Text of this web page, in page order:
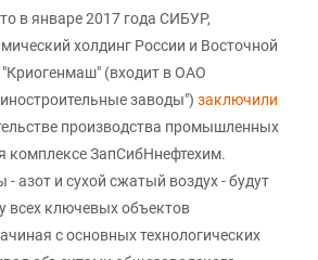
в январе 2017 года СИБУР,
холдинг России и Восточной
(входит в ОАО
заводы") заключили
производства промышленных
комплексе ЗапСибНнефтехим.
азот и сухой сжатый воздух - будут
всех ключевых объектов
с основных технологических